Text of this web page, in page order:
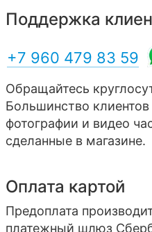
Поддержка
+7 960 479 83 59
Обращайтесь
Большинство
фотографии и видео
сделанные в магазине.
Оплата картой
Предоплата
платежный шлюз